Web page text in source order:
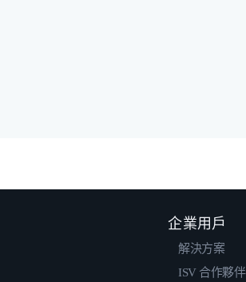
企業用戶
解決方案
ISV 合作夥伴